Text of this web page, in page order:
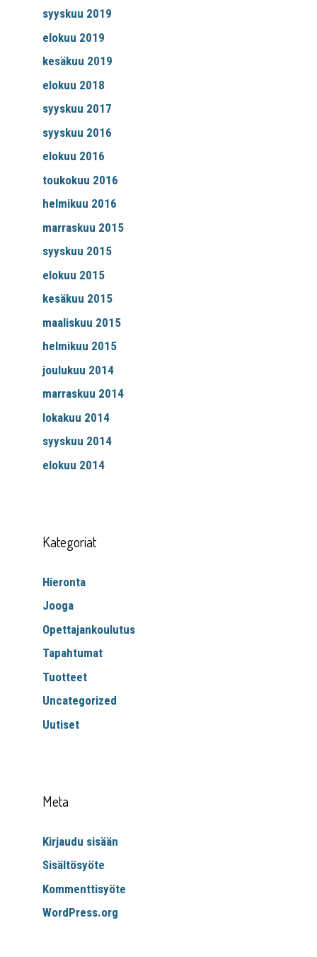
syyskuu 2019
elokuu 2019
kesäkuu 2019
elokuu 2018
syyskuu 2017
syyskuu 2016
elokuu 2016
toukokuu 2016
helmikuu 2016
marraskuu 2015
syyskuu 2015
elokuu 2015
kesäkuu 2015
maaliskuu 2015
helmikuu 2015
joulukuu 2014
marraskuu 2014
lokakuu 2014
syyskuu 2014
elokuu 2014
Kategoriat
Hieronta
Jooga
Opettajankoulutus
Tapahtumat
Tuotteet
Uncategorized
Uutiset
Meta
Kirjaudu sisään
Sisältösyöte
Kommenttisyöte
WordPress.org